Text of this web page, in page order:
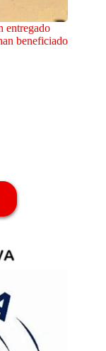
entregado
beneficiado